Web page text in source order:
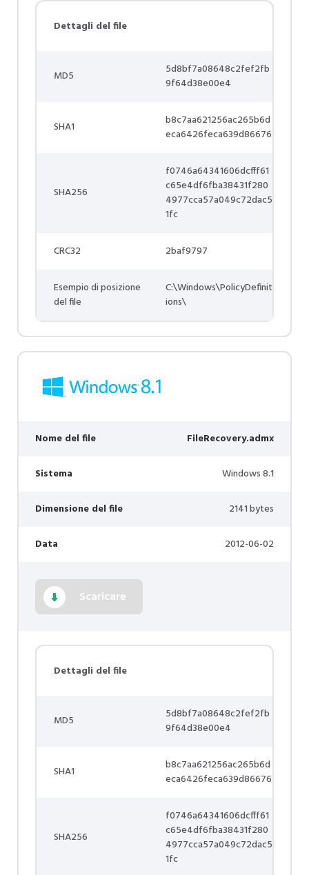
Dettagli del file
MD5
5d8bf7a08648c2fef2fb
9f64d38e00e4
SHA1
b8c7aa621256ac265b6d
eca6426feca639d86676
SHA256
f0746a64341606dcfff61
c65e4df6fba38431f280
4977cca57a049c72dac5
1fc
CRC32 2baf9797
Esempio di posizione
del file
C:\Windows\PolicyDefinit
ions\
Nome del file FileRecovery.admx
Sistema Windows 8.1
Dimensione del file 2141 bytes
Data 2012-06-02
Scaricare
Dettagli del file
MD5
5d8bf7a08648c2fef2fb
9f64d38e00e4
SHA1
b8c7aa621256ac265b6d
eca6426feca639d86676
SHA256
f0746a64341606dcfff61
c65e4df6fba38431f280
4977cca57a049c72dac5
1fc